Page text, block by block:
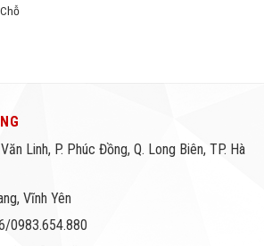
Linh, P. Phúc Đồng, Q. Long Biên, TP. Hà
Vĩnh Yên
0983.654.880